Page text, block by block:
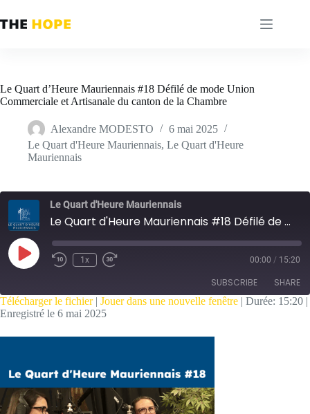
au
contenu
Le Quart d’Heure Mauriennais #18 Défilé de mode Union
Commerciale et Artisanale du canton de la Chambre
Alexandre MODESTO
6 mai 2025
Le Quart d'Heure Mauriennais, Le Quart d'Heure
Mauriennais
Le Quart d'Heure Mauriennais
Le Quart d'Heure Mauriennais #18 Défilé de mode Union Commerciale et Artisanale du canton de la Chambre
Play
Episode
1x 00:00 / 15:20
SUBSCRIBE SHARE
RSS FEED
EMBED
Télécharger le fichier| Jouer dans une nouvelle fenêtre | Durée: 15:20 |
Enregistré le 6 mai 2025